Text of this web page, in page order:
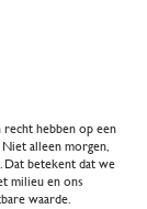
recht hebben op een
alleen morgen,
Dat betekent dat we
milieu en ons
waarde.